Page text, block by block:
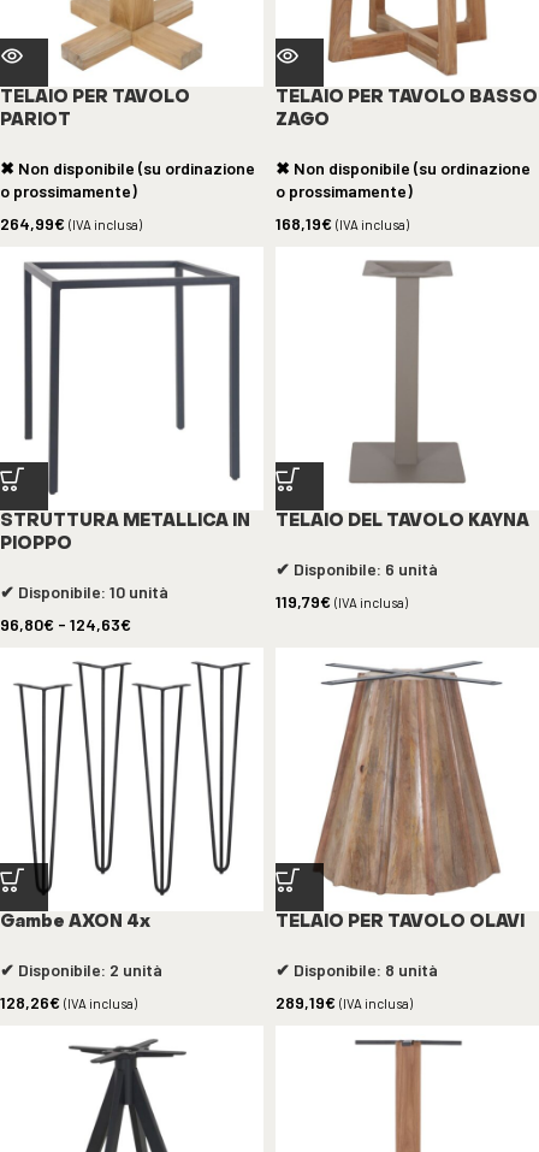
TELAIO PER TAVOLO
PARIOT
✖ Non disponibile (su ordinazione
o prossimamente)
264,99€ (IVA inclusa)
TELAIO PER TAVOLO BASSO
ZAGO
✖ Non disponibile (su ordinazione
o prossimamente)
168,19€ (IVA inclusa)
STRUTTURA METALLICA IN
PIOPPO
✔ Disponibile: 10 unità
96,80€ - 124,63€
TELAIO DEL TAVOLO KAYNA
✔ Disponibile: 6 unità
119,79€ (IVA inclusa)
Gambe AXON 4x
✔ Disponibile: 2 unità
128,26€ (IVA inclusa)
TELAIO PER TAVOLO OLAVI
✔ Disponibile: 8 unità
289,19€ (IVA inclusa)